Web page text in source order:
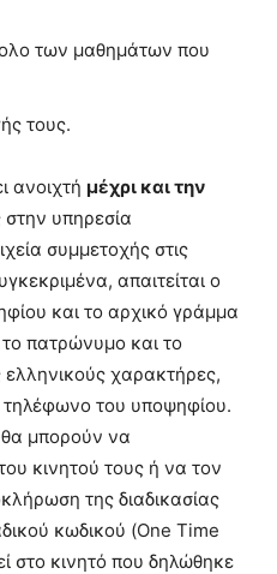
των μαθημάτων που
τους.
ανοιχτή μέχρι και την
στην υπηρεσία
συμμετοχής στις
απαιτείται ο
και το αρχικό γράμμα
πατρώνυμο και το
χαρακτήρες,
τηλέφωνο του υποψηφίου.
θα μπορούν να
κινητού τους ή να τον
της διαδικασίας
κωδικού (One Time
στο κινητό που δηλώθηκε